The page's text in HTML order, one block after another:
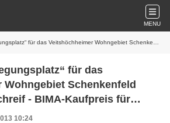
MENU
Wohngebiet Schenkenfeld noch nicht spruchreif - BIMA-Kaufpreis für Gemeinde nicht akzeptabel
für das
Wohngebiet Schenkenfeld
- BIMA-Kaufpreis für
10:24